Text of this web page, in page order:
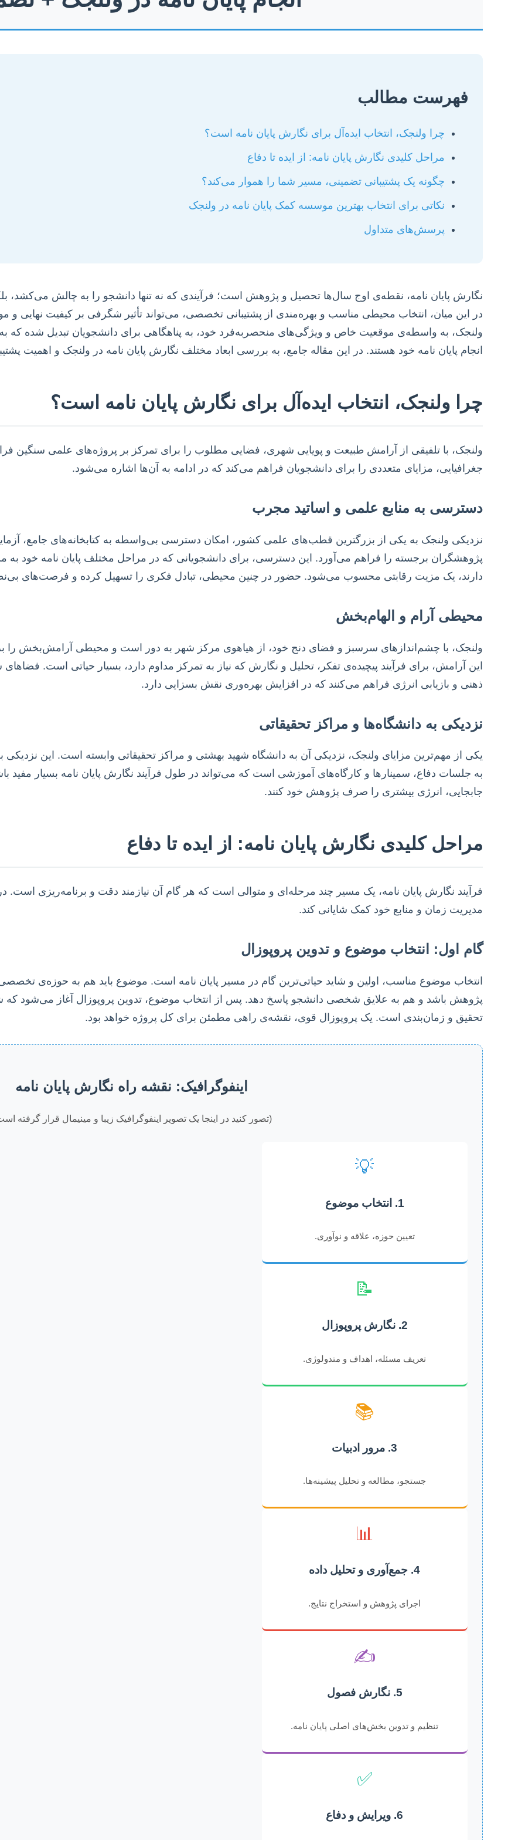
فهرست مطالب
چرا ولنجک، انتخاب ایده‌آل برای نگارش پایان نامه است؟
مراحل کلیدی نگارش پایان نامه: از ایده تا دفاع
چگونه یک پشتیبانی تضمینی، مسیر شما را هموار می‌کند؟
نکاتی برای انتخاب بهترین موسسه کمک پایان نامه در ولنجک
پرسش‌های متداول
نگارش پایان نامه، نقطه‌ی اوج سال‌ها تحصیل و پژوهش است؛ فرآیندی که نه تنها دانشجو را به چالش
در این میان، انتخاب محیطی مناسب و بهره‌مندی از پشتیبانی تخصصی، می‌تواند تأثیر شگرفی بر کیفیت نهایی و
ولنجک، به واسطه‌ی موقعیت خاص و ویژگی‌های منحصربه‌فرد خود، به پناهگاهی برای دانشجویان تبدیل شده که
انجام پایان نامه خود هستند. در این مقاله جامع، به بررسی ابعاد مختلف نگارش پایان نامه در ولنجک و اهمیت
چرا ولنجک، انتخاب ایده‌آل برای نگارش پایان نامه است؟
ولنجک، با تلفیقی از آرامش طبیعت و پویایی شهری، فضایی مطلوب را برای تمرکز بر پروژه‌های علمی سنگین
جغرافیایی، مزایای متعددی را برای دانشجویان فراهم می‌کند که در ادامه به آن‌ها اشاره می‌شود.
دسترسی به منابع علمی و اساتید مجرب
نزدیکی ولنجک به یکی از بزرگترین قطب‌های علمی کشور، امکان دسترسی بی‌واسطه به کتابخانه‌های جامع،
پژوهشگران برجسته را فراهم می‌آورد. این دسترسی، برای دانشجویانی که در مراحل مختلف پایان نامه خود به
دارند، یک مزیت رقابتی محسوب می‌شود. حضور در چنین محیطی، تبادل فکری را تسهیل کرده و فرصت‌های
محیطی آرام و الهام‌بخش
ولنجک، با چشم‌اندازهای سرسبز و فضای دنج خود، از هیاهوی مرکز شهر به دور است و محیطی آرامش‌بخش را
این آرامش، برای فرآیند پیچیده‌ی تفکر، تحلیل و نگارش که نیاز به تمرکز مداوم دارد، بسیار حیاتی است.
ذهنی و بازیابی انرژی فراهم می‌کنند که در افزایش بهره‌وری نقش بسزایی دارد.
نزدیکی به دانشگاه‌ها و مراکز تحقیقاتی
یکی از مهم‌ترین مزایای ولنجک، نزدیکی آن به دانشگاه شهید بهشتی و مراکز تحقیقاتی وابسته است. این
به جلسات دفاع، سمینارها و کارگاه‌های آموزشی است که می‌تواند در طول فرآیند نگارش پایان نامه بسیار مفید
جابجایی، انرژی بیشتری را صرف پژوهش خود کنند.
مراحل کلیدی نگارش پایان نامه: از ایده تا دفاع
فرآیند نگارش پایان نامه، یک مسیر چند مرحله‌ای و متوالی است که هر گام آن نیازمند دقت و برنامه‌ریزی است.
مدیریت زمان و منابع خود کمک شایانی کند.
گام اول: انتخاب موضوع و تدوین پروپوزال
انتخاب موضوع مناسب، اولین و شاید حیاتی‌ترین گام در مسیر پایان نامه است. موضوع باید هم به حوزه‌ی
پژوهش باشد و هم به علایق شخصی دانشجو پاسخ دهد. پس از انتخاب موضوع، تدوین پروپوزال آغاز می‌شود
تحقیق و زمان‌بندی است. یک پروپوزال قوی، نقشه‌ی راهی مطمئن برای کل پروژه خواهد بود.
اینفوگرافیک: نقشه راه نگارش پایان نامه
(تصور کنید در اینجا یک تصویر اینفوگرافیک زیبا و مینیمال قرار گرفته
💡
1. انتخاب موضوع
تعیین حوزه، علاقه و نوآوری.
📝
2. نگارش پروپوزال
تعریف مسئله، اهداف و متدولوژی.
📚
3. مرور ادبیات
جستجو، مطالعه و تحلیل پیشینه‌ها.
📊
4. جمع‌آوری و تحلیل داده
اجرای پژوهش و استخراج نتایج.
✍️
5. نگارش فصول
تنظیم و تدوین بخش‌های اصلی پایان نامه.
✅
6. ویرایش و دفاع